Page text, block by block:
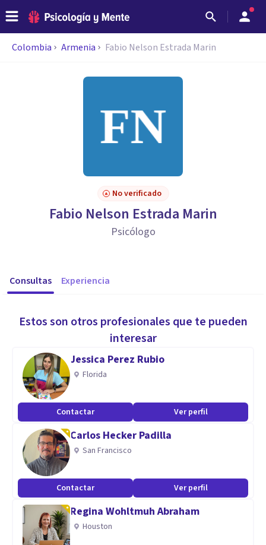
Colombia Armenia Fabio Nelson Estrada Marin
No verificado
Fabio Nelson Estrada Marin
Psicólogo
Consultas Experiencia
Estos son otros profesionales que te pueden
interesar
Jessica Perez Rubio
Florida
Contactar Ver perfil
Carlos Hecker Padilla
San Francisco
Contactar Ver perfil
Regina Wohltmuh Abraham
Houston